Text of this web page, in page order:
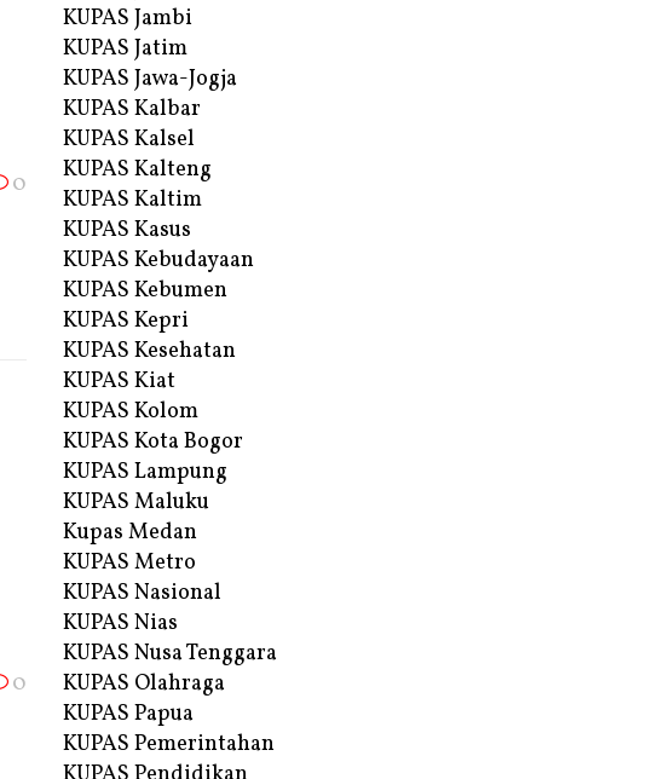
0
0
KUPAS Jambi
KUPAS Jatim
KUPAS Jawa-Jogja
KUPAS Kalbar
KUPAS Kalsel
KUPAS Kalteng
KUPAS Kaltim
KUPAS Kasus
KUPAS Kebudayaan
KUPAS Kebumen
KUPAS Kepri
KUPAS Kesehatan
KUPAS Kiat
KUPAS Kolom
KUPAS Kota Bogor
KUPAS Lampung
KUPAS Maluku
Kupas Medan
KUPAS Metro
KUPAS Nasional
KUPAS Nias
KUPAS Nusa Tenggara
KUPAS Olahraga
KUPAS Papua
KUPAS Pemerintahan